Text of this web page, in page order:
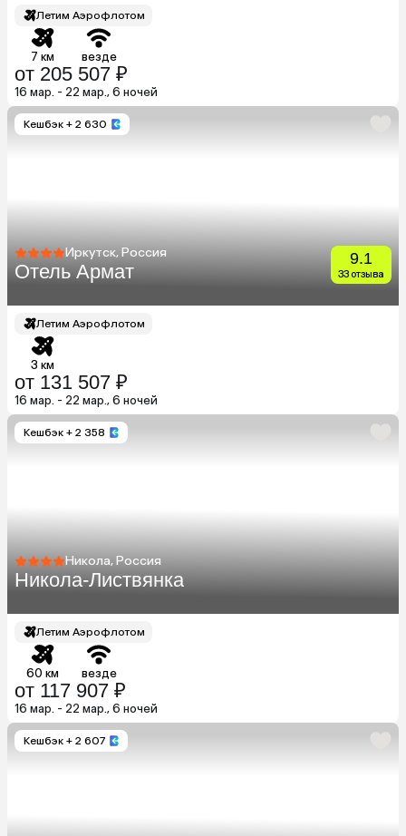
Летим Аэрофлотом
7 км везде
от 205 507 ₽
16 мар. - 22 мар., 6 ночей
Кешбэк + 2 630
Иркутск, Россия
Отель Армат
9.1
33 отзыва
Летим Аэрофлотом
3 км
от 131 507 ₽
16 мар. - 22 мар., 6 ночей
Кешбэк + 2 358
Никола, Россия
Никола-Листвянка
Летим Аэрофлотом
60 км везде
от 117 907 ₽
16 мар. - 22 мар., 6 ночей
Кешбэк + 2 607